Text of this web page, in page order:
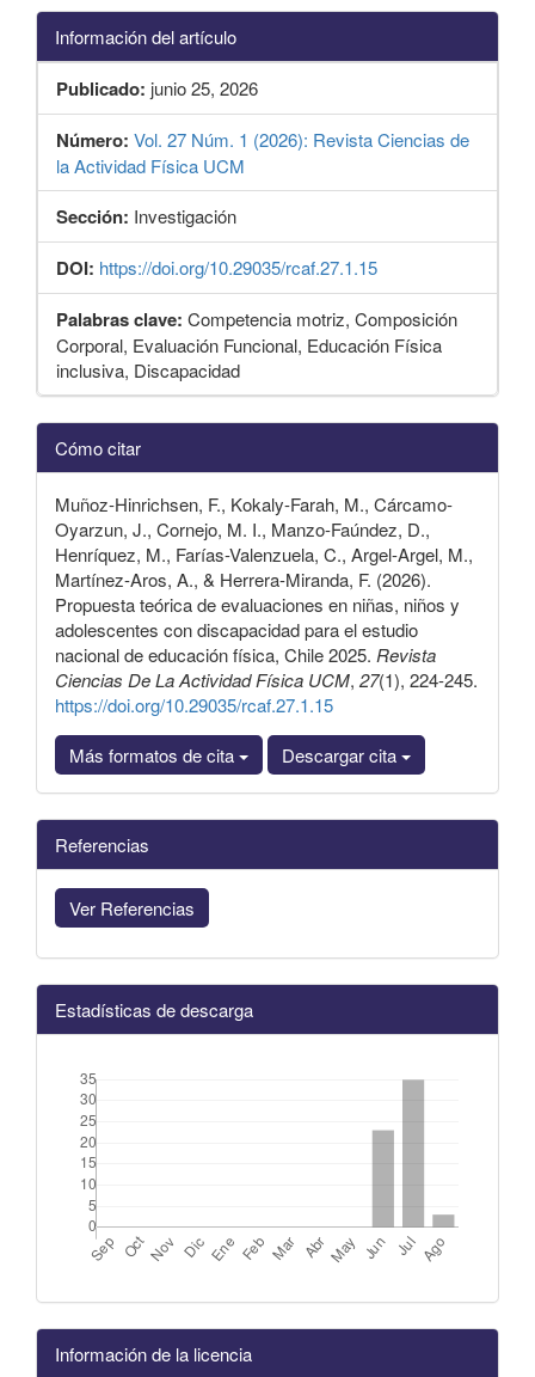
Información del artículo
Publicado: junio 25, 2026
Número: Vol. 27 Núm. 1 (2026): Revista Ciencias de
la Actividad Física UCM
Sección: Investigación
DOI: https://doi.org/10.29035/rcaf.27.1.15
Palabras clave: Competencia motriz, Composición
Corporal, Evaluación Funcional, Educación Física
inclusiva, Discapacidad
Detalles
del
artículo
Cómo citar
Muñoz-Hinrichsen, F., Kokaly-Farah, M., Cárcamo-
Oyarzun, J., Cornejo, M. I., Manzo-Faúndez, D.,
Henríquez, M., Farías-Valenzuela, C., Argel-Argel, M.,
Martínez-Aros, A., & Herrera-Miranda, F. (2026).
Propuesta teórica de evaluaciones en niñas, niños y
adolescentes con discapacidad para el estudio
nacional de educación física, Chile 2025. Revista
Ciencias De La Actividad Física UCM, 27(1), 224-245.
https://doi.org/10.29035/rcaf.27.1.15
Más formatos de cita
Descargar cita
Referencias
Ver Referencias
Estadísticas de descarga
Información de la licencia